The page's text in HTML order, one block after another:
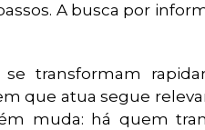
A busca por
transformam
que atua segue
muda: há quem